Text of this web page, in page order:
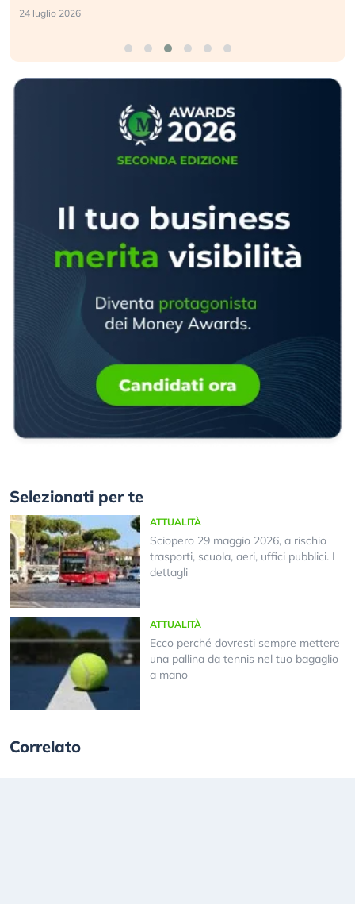
24 luglio 2026
Selezionati per te
ATTUALITÀ
Sciopero 29 maggio 2026, a rischio
trasporti, scuola, aeri, uffici pubblici. I
dettagli
ATTUALITÀ
Ecco perché dovresti sempre mettere
una pallina da tennis nel tuo bagaglio
a mano
Correlato